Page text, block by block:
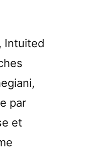
Intuited
par
et